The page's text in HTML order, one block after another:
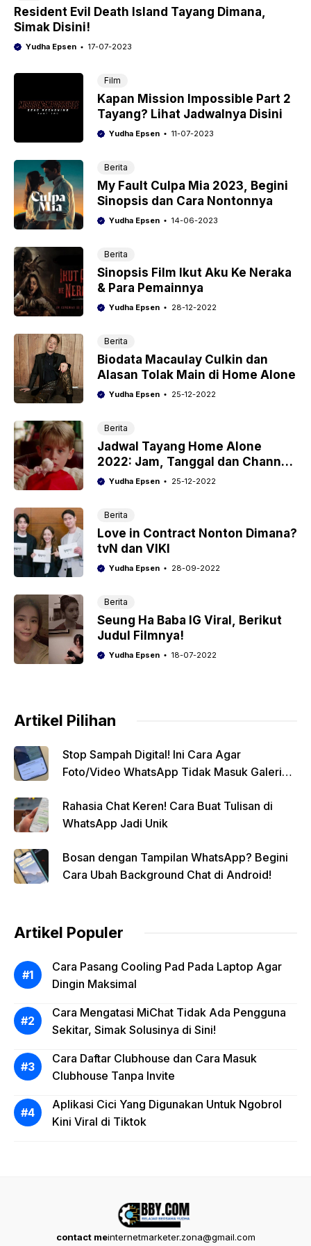
Resident Evil Death Island Tayang Dimana,
Simak Disini!
Yudha Epsen 17-07-2023
Film
Kapan Mission Impossible Part 2
Tayang? Lihat Jadwalnya Disini
Yudha Epsen 11-07-2023
Berita
My Fault Culpa Mia 2023, Begini
Sinopsis dan Cara Nontonnya
Yudha Epsen 14-06-2023
Berita
Sinopsis Film Ikut Aku Ke Neraka
& Para Pemainnya
Yudha Epsen 28-12-2022
Berita
Biodata Macaulay Culkin dan
Alasan Tolak Main di Home Alone
Yudha Epsen 25-12-2022
Berita
Jadwal Tayang Home Alone
2022: Jam, Tanggal dan Channel
TVYudha Epsen 25-12-2022
Berita
Love in Contract Nonton Dimana?
tvN dan VIKI
Yudha Epsen 28-09-2022
Berita
Seung Ha Baba IG Viral, Berikut
Judul Filmnya!
Yudha Epsen 18-07-2022
Artikel Pilihan
Stop Sampah Digital! Ini Cara Agar
Foto/Video WhatsApp Tidak Masuk Galeri
Rahasia Chat Keren! Cara Buat Tulisan di
WhatsApp Jadi Unik
Bosan dengan Tampilan WhatsApp? Begini
Cara Ubah Background Chat di Android!
Artikel Populer
Cara Pasang Cooling Pad Pada Laptop Agar
Dingin Maksimal
Cara Mengatasi MiChat Tidak Ada Pengguna
Sekitar, Simak Solusinya di Sini!
Cara Daftar Clubhouse dan Cara Masuk
Clubhouse Tanpa Invite
Aplikasi Cici Yang Digunakan Untuk Ngobrol
Kini Viral di Tiktok
contact meinternetmarketer.zona@gmail.com